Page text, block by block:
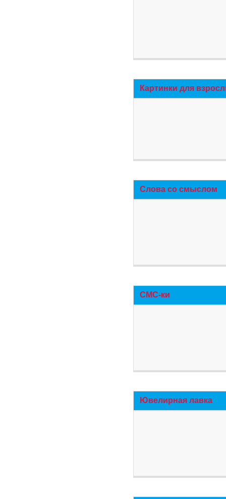
Картинки для
Слова со смыслом
СМС-ки
Ювелирная лавка